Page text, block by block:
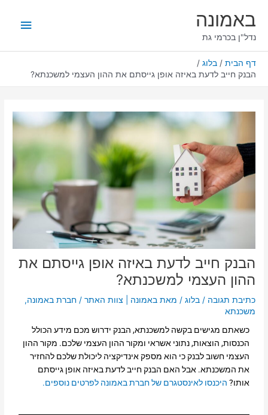
לתוכןבאמונה
נדל"ן בכרמי גת
דף הבית
בלוג
הבנק חייב לדעת באיזה אופן גייסתם את ההון העצמי למשכנתא?
הבנק חייב לדעת באיזה אופן גייסתם את
ההון העצמי למשכנתא?
כתיבת תגובה /בלוג / מאתבאמונה | צוות האתר/חברת באמונה,
משכנתא
כשאתם מגישים בקשה למשכנתא, הבנק ידרוש מכם מידע הכולל
הכנסות, הוצאות, נתוני אשראי ומקור ההון העצמי שלכם. מקור ההון
העצמי חשוב לבנק כי הוא מספק אינדיקציה ליכולת שלכם להחזיר
את המשכנתא. אבל האם הבנק חייב לדעת באיזה אופן גייסתם
אותו? היכנסו לאינסטגרם של חברת באמונה לפרטים נוספים.